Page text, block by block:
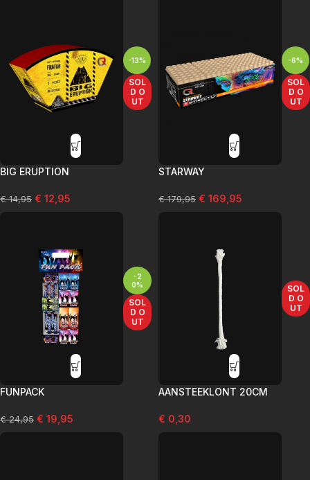
-13%
SOL
D O
UT
BIG ERUPTION
€14,95 € 12,95
-6%
SOL
D O
UT
STARWAY
€179,95 € 169,95
-2
0%
SOL
D O
UT
FUNPACK
€24,95 € 19,95
SOL
D O
UT
AANSTEEKLONT 20CM
€ 0,30